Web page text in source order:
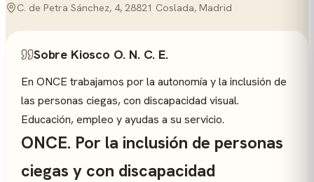
C. de Petra Sánchez, 4, 28821 Coslada, Madrid
Sobre Kiosco O. N. C. E.
En ONCE trabajamos por la autonomía y la inclusión de
las personas ciegas, con discapacidad visual.
Educación, empleo y ayudas a su servicio.
ONCE. Por la inclusión de personas
ciegas y con discapacidad